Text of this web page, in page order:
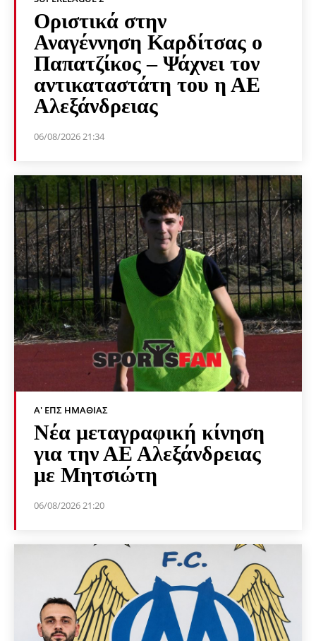
Οριστικά στην
Αναγέννηση Καρδίτσας ο
Παπατζίκος – Ψάχνει τον
αντικαταστάτη του η ΑΕ
Αλεξάνδρειας
06/08/2026 21:34
Α' ΕΠΣ ΗΜΑΘΊΑΣ
Νέα μεταγραφική κίνηση
για την ΑΕ Αλεξάνδρειας
με Μητσιώτη
06/08/2026 21:20